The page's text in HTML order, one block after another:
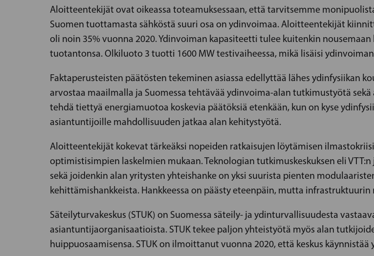
Aloitteentekijät ovat oikeassa toteamuksessaan, että tarvitsemme
Suomen tuottamasta sähköstä suuri osa on ydinvoimaa. Aloitteentekijät
oli noin 35% vuonna 2020. Ydinvoiman kapasiteetti tulee kuitenkin
tuotantonsa. Olkiluoto 3 tuotti 1600 MW testivaiheessa, mikä lisäisi
Faktaperusteisten päätösten tekeminen asiassa edellyttää lähes ydinfysiikan
arvostaa maailmalla ja Suomessa tehtävää ydinvoima-alan tutkimustyötä
tehdä tiettyä energiamuotoa koskevia päätöksiä etenkään, kun on kyse
asiantuntijoille mahdollisuuden jatkaa alan kehitystyötä.
Aloitteentekijät kokevat tärkeäksi nopeiden ratkaisujen löytämisen
optimistisimpien laskelmien mukaan. Teknologian tutkimuskeskuksen eli
sekä joidenkin alan yritysten yhteishanke on yksi suurista pienten
kehittämishankkeista. Hankkeessa on päästy eteenpäin, mutta
Säteilyturvakeskus (STUK) on Suomessa säteily- ja ydinturvallisuudesta
asiantuntijaorganisaatioista. STUK tekee paljon yhteistyötä myös alan
huippuosaamisensa. STUK on ilmoittanut vuonna 2020, että keskus